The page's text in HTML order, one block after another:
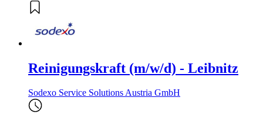
Reinigungskraft (m/w/d) - Leibnitz
Sodexo Service Solutions Austria GmbH